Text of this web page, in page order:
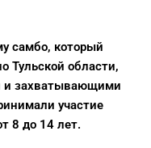
самбо, который
Тульской области,
и захватывающими
участие
8 до 14 лет.